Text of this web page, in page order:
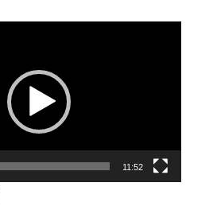
11:52